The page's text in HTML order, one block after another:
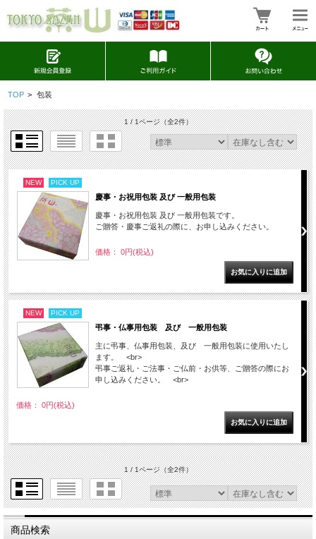
TOP > 包装
1 / 1ページ（全2件）
NEW PICK UP
慶事・お祝用包装 及び 一般用包装
慶事・お祝用包装 及び 一般用包装です。
ご贈答・慶事ご返礼の際に、お申し込みください。
価格： 0円(税込)
NEW PICK UP
弔事・仏事用包装 及び 一般用包装
主に弔事、仏事用包装、及び 一般用包装に使用いたし
ます。 <br>
弔事ご返礼・ご法事・ご仏前・お供等、ご贈答の際にお
申し込みください。 <br>
価格： 0円(税込)
1 / 1ページ（全2件）
商品検索